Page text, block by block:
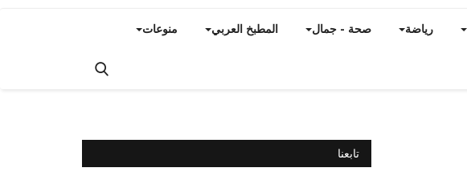
رياضة صحة - جمال المطبخ العربي منوعات
تابعنا